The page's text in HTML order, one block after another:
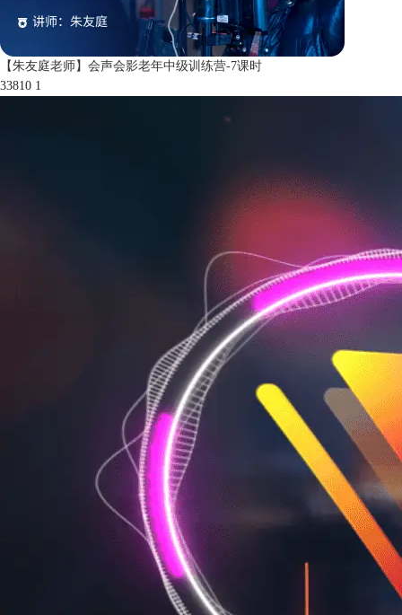
【朱友庭老师】会声会影老年中级训练营-7课时
33810 1